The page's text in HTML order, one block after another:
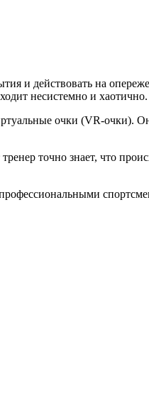
и действовать на
несистемно и хаотично.
очки (VR-очки).
точно знает, что